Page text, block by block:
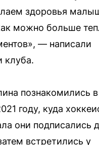
здоровья
можно больше
— написали
клуба.
познакомились
году, куда
они подписались
встретились у